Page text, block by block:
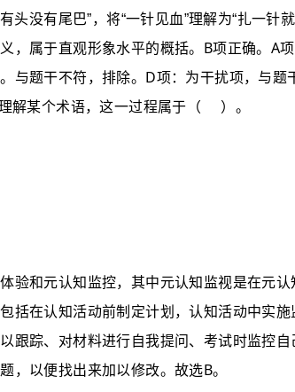
头没有尾巴”，将“一针见血”理解为“扎一针
，属于直观形象水平的概括。 B项正确。 A
与题干不符，排除。 D项：为干扰项，与题
解某个术语，这一过程属于 （ ） 。
验和元认知监控，其中元认知监视是在元
括在认知活动前制定计划，认知活动中实
跟踪、对材料进行自我提问、考试时监控
，以便找出来加以修改。故选B。